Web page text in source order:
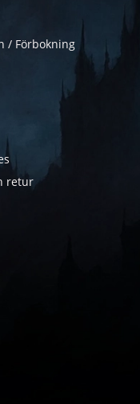
/ Förbokning
retur